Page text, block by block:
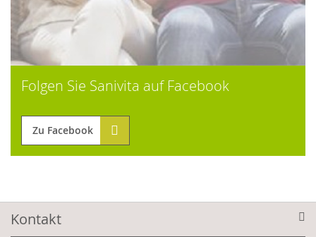
Folgen Sie Sanivita auf Facebook
Zu Facebook
Kontakt